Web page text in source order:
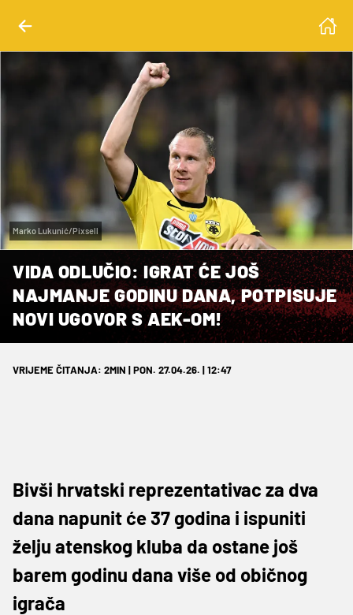
Marko Lukunić/Pixsell
VIDA ODLUČIO: IGRAT ĆE JOŠ
NAJMANJE GODINU DANA, POTPISUJE
NOVI UGOVOR S AEK-OM!
VRIJEME ČITANJA: 2MIN | PON. 27.04.26. | 12:47
Bivši hrvatski reprezentativac za dva
dana napunit će 37 godina i ispuniti
želju atenskog kluba da ostane još
barem godinu dana više od običnog
igrača